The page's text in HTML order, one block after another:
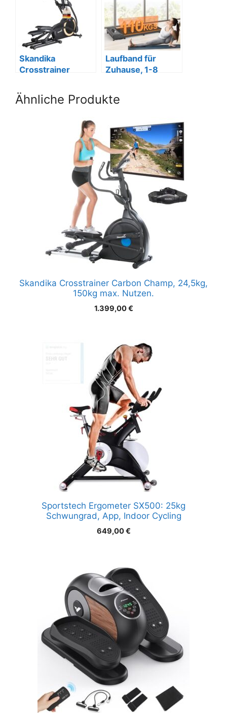
Skandika
Crosstrainer
klappbar, Kinomap
Laufband für
Zuhause, 1-8
Ähnliche Produkte
Skandika Crosstrainer Carbon Champ, 24,5kg,
150kg max. Nutzen.
1.399,00€
Sportstech Ergometer SX500: 25kg
Schwungrad, App, Indoor Cycling
649,00€